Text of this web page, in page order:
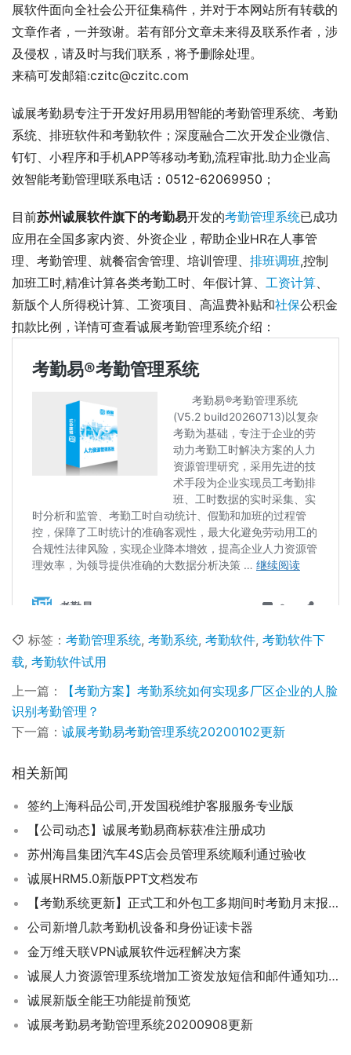
展软件面向全社会公开征集稿件，并对于本网站所有转载的
文章作者，一并致谢。若有部分文章未来得及联系作者，涉
及侵权，请及时与我们联系，将予删除处理。
来稿可发邮箱:czitc@czitc.com
诚展考勤易专注于开发好用易用智能的考勤管理系统、考勤
系统、排班软件和考勤软件；深度融合二次开发企业微信、
钉钉、小程序和手机APP等移动考勤,流程审批.助力企业高
效智能考勤管理!联系电话：0512-62069950；
目前苏州诚展软件旗下的考勤易开发的考勤管理系统已成功
应用在全国多家内资、外资企业，帮助企业HR在人事管
理、考勤管理、就餐宿舍管理、培训管理、 排班调班,控制
加班工时,精准计算各类考勤工时、年假计算、 工资计算
新版个人所得税计算、工资项目、高温费补贴和社保公积金
扣款比例，详情可查看诚展考勤管理系统介绍：
标签： 考勤管理系统, 考勤系统, 考勤软件, 考勤软件下
载, 考勤软件试用
上一篇：
【考勤方案】考勤系统如何实现多厂区企业的人脸
识别考勤管理？
下一篇： 诚展考勤易考勤管理系统20200102更新
相关新闻
签约上海科品公司,开发国税维护客服服务专业版
【公司动态】诚展考勤易商标获准注册成功
苏州海昌集团汽车4S店会员管理系统顺利通过验收
诚展HRM5.0新版PPT文档发布
【考勤系统更新】正式工和外包工多期间时考勤月末报表如何导出？
公司新增几款考勤机设备和身份证读卡器
金万维天联VPN诚展软件远程解决方案
诚展人力资源管理系统增加工资发放短信和邮件通知功能
诚展新版全能王功能提前预览
诚展考勤易考勤管理系统20200908更新